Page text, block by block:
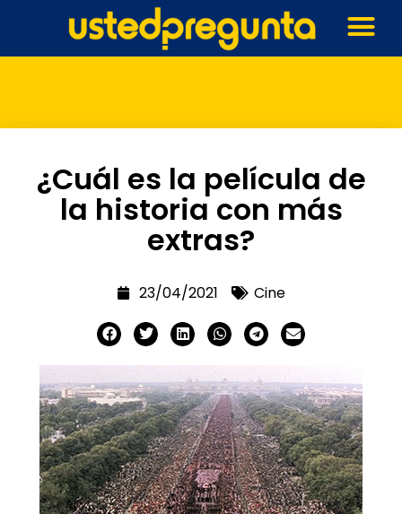
¿Cuál es la película de
la historia con más
extras?
23/04/2021 Cine